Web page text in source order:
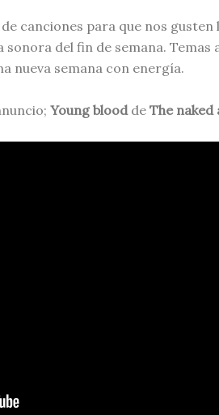
canciones para que nos gusten
del fin de semana. Temas
nueva semana con energía.
Young bloodde The naked